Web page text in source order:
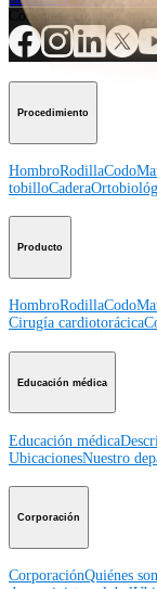
Conéctese con nosotros
Procedimiento
HombroRodillaCodo
tobilloCadera
Producto
HombroRodillaCodo
Cirugía cardiotorácica
Educación médica
Educación médica
UbicacionesNuestro
Corporación
CorporaciónQuiénes